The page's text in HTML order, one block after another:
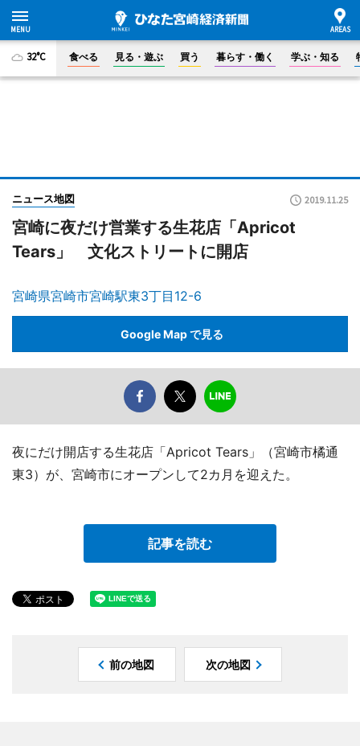
32°C 食べる 見る・遊ぶ 買う 暮らす・働く 学ぶ・知る
ニュース地図 2019.11.25
宮崎に夜だけ営業する生花店「Apricot
Tears」 文化ストリートに開店
宮崎県宮崎市宮崎駅東3丁目12-6
Google Map で見る
夜にだけ開店する生花店「Apricot Tears」（宮崎市橘通
東3）が、宮崎市にオープンして2カ月を迎えた。
記事を読む
前の地図 次の地図